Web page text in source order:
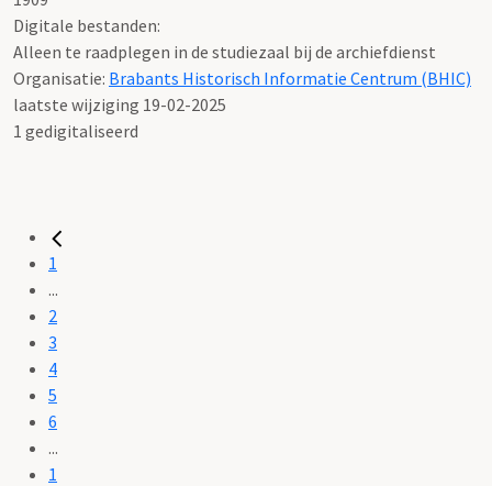
Digitale bestanden:
Alleen te raadplegen in de studiezaal bij de archiefdienst
Organisatie: Brabants Historisch Informatie Centrum (BHIC)
laatste wijziging 19-02-2025
1 gedigitaliseerd
1
...
2
3
4
5
6
...
1